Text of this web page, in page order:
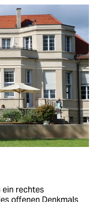
ein rechtes
offenen Denkmals